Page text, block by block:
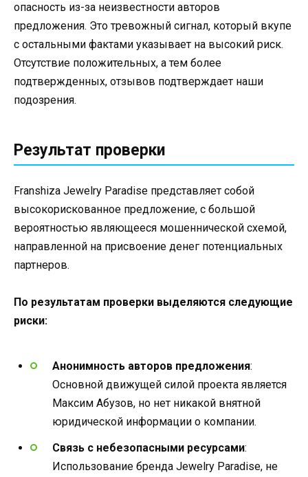
опасность из-за неизвестности авторов
предложения. Это тревожный сигнал, который вкупе
с остальными фактами указывает на высокий риск.
Отсутствие положительных, а тем более
подтвержденных, отзывов подтверждает наши
подозрения.
Результат проверки
Franshiza Jewelry Paradise представляет собой
высокорискованное предложение, с большой
вероятностью являющееся мошеннической схемой,
направленной на присвоение денег потенциальных
партнеров.
По результатам проверки выделяются следующие
риски:
Анонимность авторов предложения:
Основной движущей силой проекта является
Максим Абузов, но нет никакой внятной
юридической информации о компании.
Связь с небезопасными ресурсами:
Использование бренда Jewelry Paradise, не